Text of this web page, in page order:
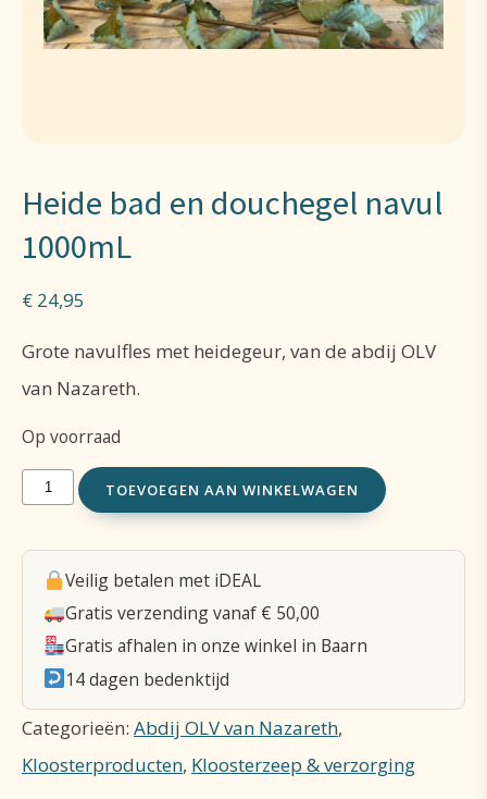
Heide bad en douchegel navul
1000mL
€ 24,95
Grote navulfles met heidegeur, van de abdij OLV
van Nazareth.
Op voorraad
Heide
en
douchegel
navul
1000mL
aantal
TOEVOEGEN AAN WINKELWAGEN
Veilig betalen met iDEAL
Gratis verzending vanaf € 50,00
Gratis afhalen in onze winkel in Baarn
14 dagen bedenktijd
Categorieën: Abdij OLV van Nazareth,
Kloosterproducten, Kloosterzeep & verzorging